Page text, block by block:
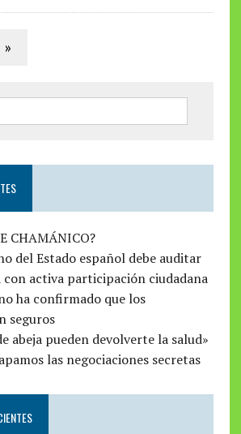
»
CHAMÁNICO?
del Estado español debe auditar
con activa participación ciudadana
ha confirmado que los
seguros
abeja pueden devolverte la salud»
las negociaciones secretas